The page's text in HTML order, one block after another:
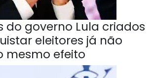
do governo Lula criados
eleitores já não
mesmo efeito